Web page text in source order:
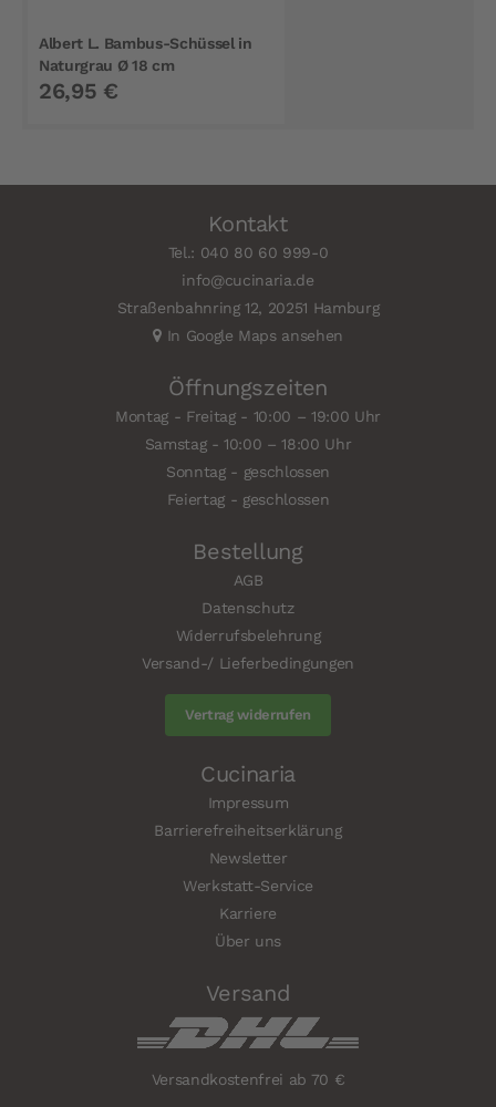
Albert L. Bambus-Schüssel in
Naturgrau Ø 18 cm
26,95 €
Kontakt
Tel.: 040 80 60 999-0
info@cucinaria.de
Straßenbahnring 12, 20251 Hamburg
In Google Maps ansehen
Öffnungszeiten
Montag - Freitag - 10:00 – 19:00 Uhr
Samstag - 10:00 – 18:00 Uhr
Sonntag - geschlossen
Feiertag - geschlossen
Bestellung
AGB
Datenschutz
Widerrufsbelehrung
Versand-/ Lieferbedingungen
Vertrag widerrufen
Cucinaria
Impressum
Barrierefreiheitserklärung
Newsletter
Werkstatt-Service
Karriere
Über uns
Versand
Versandkostenfrei ab 70 €